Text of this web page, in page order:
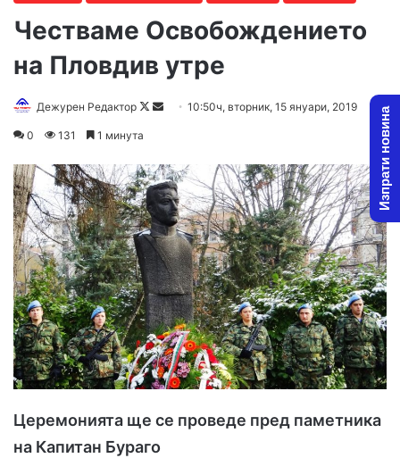
Честваме Освобождението
на Пловдив утре
Дежурен Редактор
F
l
o
w
o
n
d
a
n
e
m
a
i
l
10:50ч, вторник, 15 януари, 2019
0 131 1 минута
Церемонията ще се проведе пред паметника
на Капитан Бураго
Изпрати новина